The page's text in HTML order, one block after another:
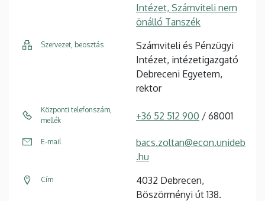
Intézet, Számviteli nem
önálló Tanszék
Szervezet, beosztás
Számviteli és Pénzügyi
Intézet, intézetigazgató
Debreceni Egyetem,
rektor
Központi telefonszám,
mellék
+36 52 512 900 / 68001
E-mail
bacs.zoltan@econ.unideb
.hu
Cím
4032 Debrecen,
Böszörményi út 138.